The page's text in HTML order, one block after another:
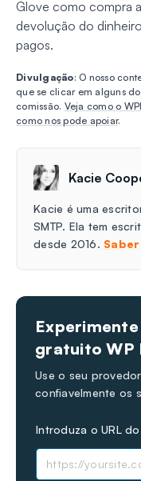
Glove como compra
devolução do
pagos.
Divulgação: O nosso
que se clicar em alguns
comissão. Veja como o
como nos pode apoiar.
Kacie
Kacie é uma
SMTP. Ela tem
desde 2016.
gratuito WP
Use o seu
confiavelmente os
Introduza o URL